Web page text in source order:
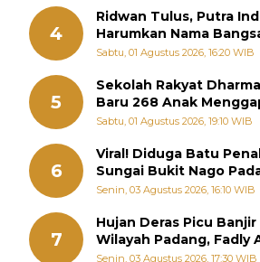
4
Ridwan Tulus, Putra
Harumkan Nama
Diabadikan dalam Buku
Sabtu, 01 Agustus 2026, 16:20 WIB
5
Sekolah Rakyat
Baru 268 Anak
Memutus Rantai
Sabtu, 01 Agustus 2026, 19:10 WIB
6
Viral! Diduga Batu
Sungai Bukit Nago
Warga Khawatir
Senin, 03 Agustus 2026, 16:10 WIB
7
Hujan Deras Picu
Wilayah Padang, Fadly
Perintahkan OPD Siaga
Senin, 03 Agustus 2026, 17:30 WIB